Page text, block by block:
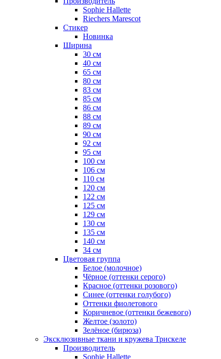
Sophie Hallette
Riechers Marescot
Стикер
Новинка
Ширина
30 см
40 см
65 см
80 см
83 см
85 см
86 см
88 см
89 см
90 см
92 см
95 см
100 см
106 см
110 см
120 см
122 см
125 см
129 см
130 см
135 см
140 см
34 см
Цветовая группа
Белое (молочное)
Чёрное (оттенки серого)
Красное (оттенки розового)
Синее (оттенки голубого)
Оттенки фиолетового
Коричневое (оттенки бежевого)
Желтое (золото)
Зелёное (бирюза)
Эксклюзивные ткани и кружева Трискеле
Производитель
Sophie Hallette